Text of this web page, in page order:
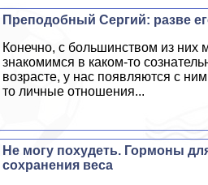
Преподобный Сергий: разве
Конечно, с большинством из них
знакомимся в каком-то
возрасте, у нас появляются с
то личные отношения...
Не могу похудеть. Гормоны
сохранения веса